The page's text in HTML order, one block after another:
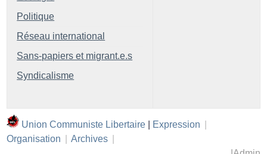
Politique
Réseau international
Sans-papiers et migrant.e.s
Syndicalisme
Union Communiste Libertaire Expression
Organisation
Archives